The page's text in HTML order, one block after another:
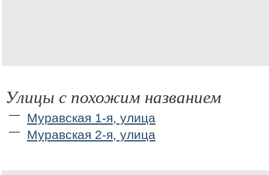
Улицы с похожим названием
Муравская 1-я, улица
Муравская 2-я, улица